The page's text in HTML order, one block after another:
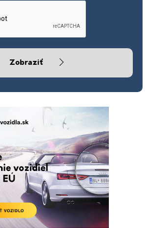
Zobraziť